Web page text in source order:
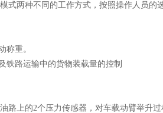
式两种不同的工作方式，按照操作人员的
称重。
铁路运输中的货物装载量的控制
路上的2个压力传感器，对车载动臂举升